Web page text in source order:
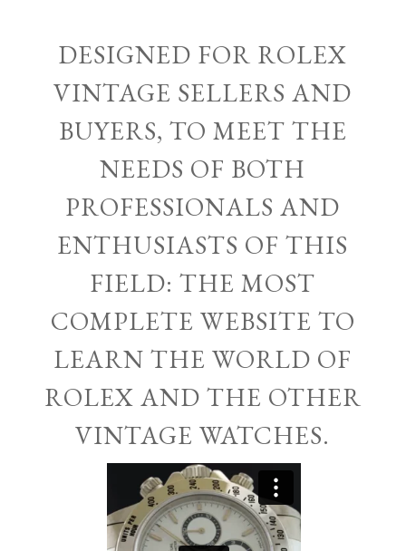
DESIGNED FOR ROLEX
VINTAGE SELLERS AND
BUYERS, TO MEET THE
NEEDS OF BOTH
PROFESSIONALS AND
ENTHUSIASTS OF THIS
FIELD: THE MOST
COMPLETE WEBSITE TO
LEARN THE WORLD OF
ROLEX AND THE OTHER
VINTAGE WATCHES.